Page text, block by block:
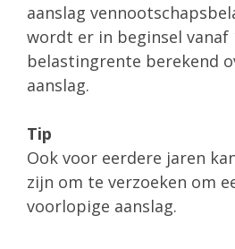
aanslag
wordt er in beginsel vanaf
belastingrente berekend
aanslag.
Tip
Ook voor eerdere jaren
zijn om te verzoeken om
voorlopige aanslag.